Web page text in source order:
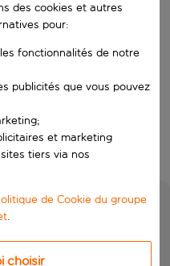
des cookies et autres
pour:
fonctionnalités de notre
publicités que vous pouvez
et marketing
tiers via nos
de Cookie du groupe
.
choisir